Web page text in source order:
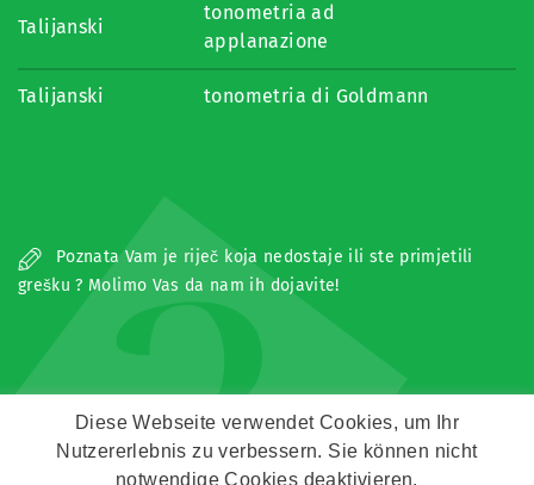
Talijanski
tonometria ad
applanazione
Talijanski tonometria di Goldmann
Poznata Vam je riječ koja nedostaje ili ste primjetili
grešku ? Molimo Vas da nam ih dojavite!
Copyright © Zeitz Franko Zeitz
Diese Webseite verwendet Cookies, um Ihr
Nutzererlebnis zu verbessern. Sie können nicht
notwendige Cookies deaktivieren.